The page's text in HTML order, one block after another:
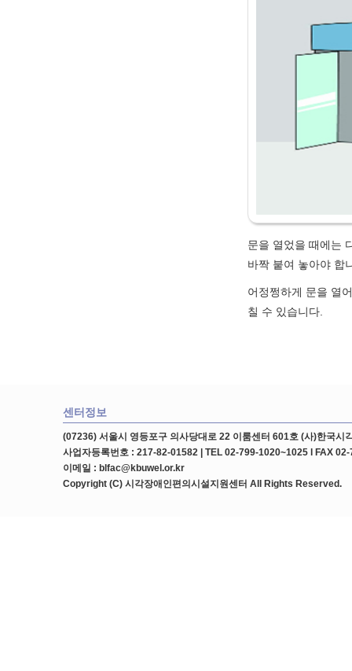
문을 열었을 때에는
바짝 붙여 놓아야 합
어정쩡하게 문을 열
칠 수 있습니다.
센터정보
(07236) 서울시 영등포구 의사당대로 22 이룸센터 601호 (사)한국시
사업자등록번호 : 217-82-01582 | TEL 02-799-1020~1025 l FAX
이메일 : blfac@kbuwel.or.kr
Copyright (C) 시각장애인편의시설지원센터 All Rights Reserved.